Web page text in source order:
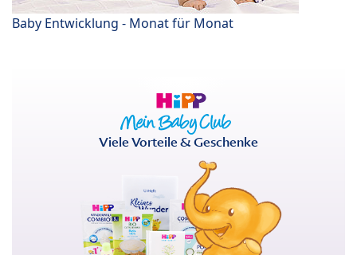
Baby Entwicklung - Monat für Monat
Viele Vorteile & Geschenke